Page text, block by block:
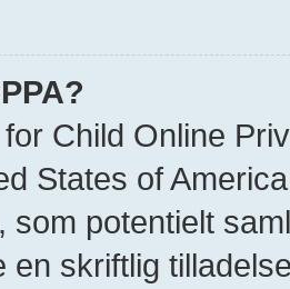
Child Online
States of
som potentielt
en skriftlig